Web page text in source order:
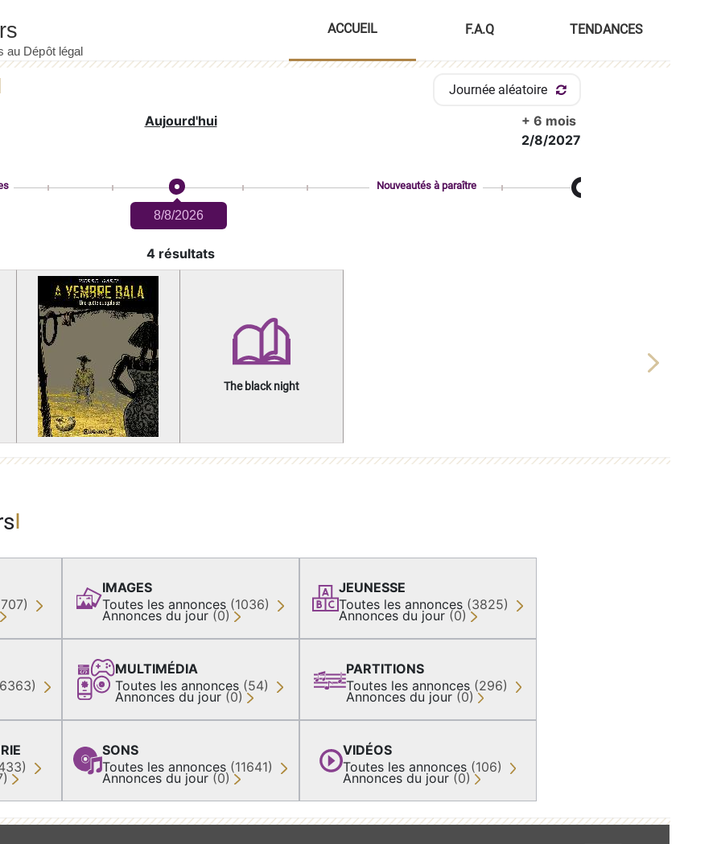
ACCUEIL F.A.Q TENDANCES
Journée aléatoire
Aujourd'hui
+ 6 mois
2/8/2027
8/8/2026
Nouveautés à paraître
4 résultats
The black night
Next
IMAGES
Toutes les annonces (1036)
Annonces du jour (0)
MULTIMÉDIA
Toutes les annonces (54)
Annonces du jour (0)
SONS
Toutes les annonces (11641)
Annonces du jour (0)
JEUNESSE
Toutes les annonces (3825)
Annonces du jour (0)
PARTITIONS
Toutes les annonces (296)
Annonces du jour (0)
VIDÉOS
Toutes les annonces (106)
Annonces du jour (0)